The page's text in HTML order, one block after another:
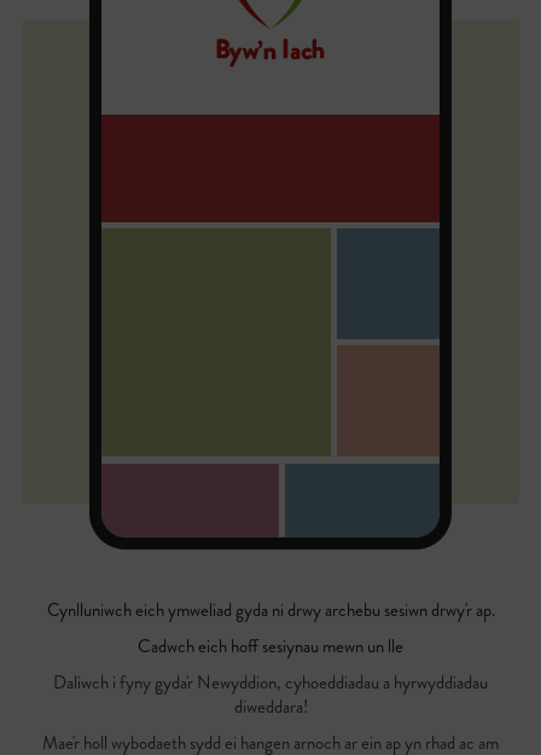
Cynlluniwch eich ymweliad gyda ni drwy archebu sesiwn drwy'r ap.
Cadwch eich hoff sesiynau mewn un lle
Daliwch i fyny gyda'r Newyddion, cyhoeddiadau a hyrwyddiadau
diweddara!
Mae'r holl wybodaeth sydd ei hangen arnoch ar ein ap yn rhad ac am